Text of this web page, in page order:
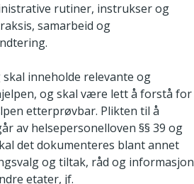
rutiner, instrukser og
samarbeid og
inneholde relevante og
og skal være lett å forstå for
etterprøvbar. Plikten til å
av helsepersonelloven §§ 39 og
det dokumenteres blant annet
og tiltak, råd og informasjon
etater, jf.